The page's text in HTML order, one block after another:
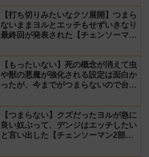
終回 感想】
【打ち切りみたいなクソ展開】つまら
ないままヨルとエッチもせずいきなり
最終回が発表された【チェンソーマン
【もったいない】死の概念が消えて虫
や獣の悪魔が強化される設定は面白か
ったが、今までがつまらないので台無
【つまらない】クズだったヨルが急に
良い奴ぶって、デンジはエッチしたい
と言い出した【チェンソーマン2部